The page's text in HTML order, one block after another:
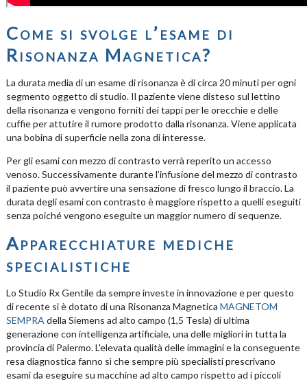
Come si svolge l’esame di
Risonanza Magnetica?
La durata media di un esame di risonanza è di circa 20 minuti per ogni
segmento oggetto di studio. Il paziente viene disteso sul lettino
della risonanza e vengono forniti dei tappi per le orecchie e delle
cuffie per attutire il rumore prodotto dalla risonanza. Viene applicata
una bobina di superficie nella zona di interesse.
Per gli esami con mezzo di contrasto verrà reperito un accesso
venoso. Successivamente durante l’infusione del mezzo di contrasto
il paziente può avvertire una sensazione di fresco lungo il braccio. La
durata degli esami con contrasto è maggiore rispetto a quelli eseguiti
senza poiché vengono eseguite un maggior numero di sequenze.
Apparecchiature mediche
specialistiche
Lo Studio Rx Gentile da sempre investe in innovazione e per questo
di recente si è dotato di una Risonanza Magnetica MAGNETOM
SEMPRAdella Siemens ad alto campo (1,5 Tesla) di ultima
generazione con intelligenza artificiale, una delle migliori in tutta la
provincia di Palermo. L'elevata qualità delle immagini e la conseguente
resa diagnostica fanno sì che sempre più specialisti prescrivano
esami da eseguire su macchine ad alto campo rispetto ad i piccoli